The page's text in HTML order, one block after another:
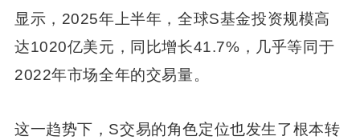
显示，2025年上半年，全球S基金投资规模高
达1020亿美元，同比增长41.7%，几乎等同于
2022年市场全年的交易量。
这一趋势下，S交易的角色定位也发生了根本转